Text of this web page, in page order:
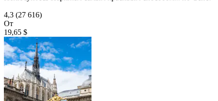
4,3 (27 616)
От
19,65 $